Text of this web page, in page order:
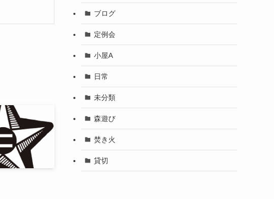
ブログ
定例会
小屋A
日常
未分類
森遊び
焚き火
貸切